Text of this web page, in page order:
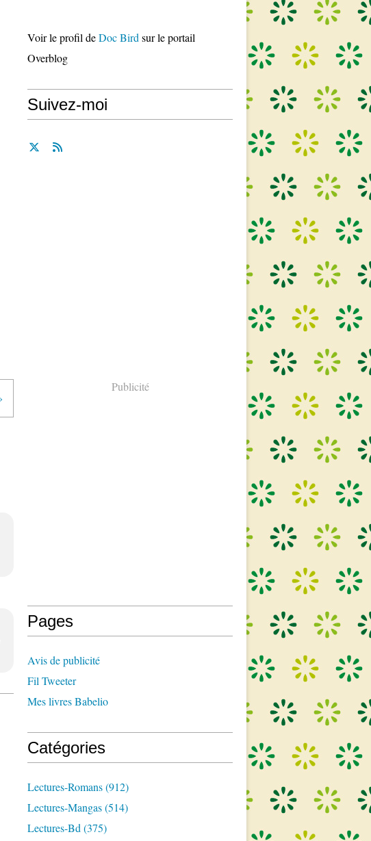
Voir le profil deDoc Bird sur le portail
Overblog
Suivez-moi
Publicité
Pages
Avis de publicité
Fil Tweeter
Mes livres Babelio
Catégories
Lectures-Romans(912)
Lectures-Mangas(514)
Lectures-Bd (375)